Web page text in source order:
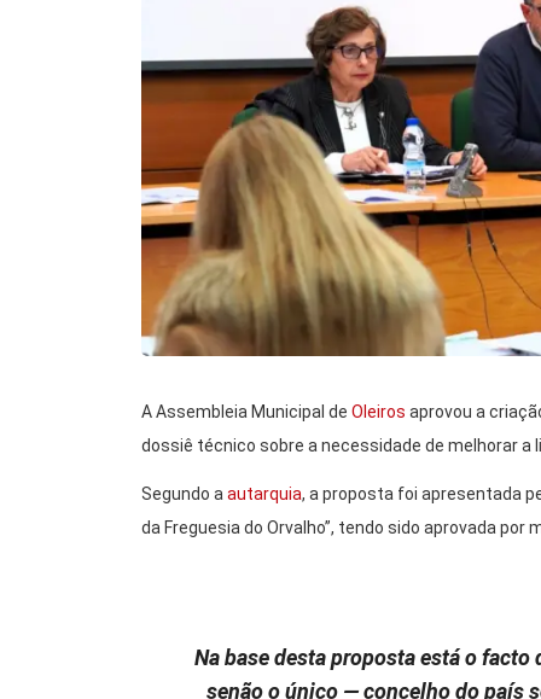
A Assembleia Municipal de Oleiros aprovou a
dossiê técnico sobre a necessidade de melhorar a
Segundo a autarquia, a proposta foi apresentada
da Freguesia do Orvalho”, tendo sido aprovada por
Na base desta proposta está o
senão o único — concelho do país